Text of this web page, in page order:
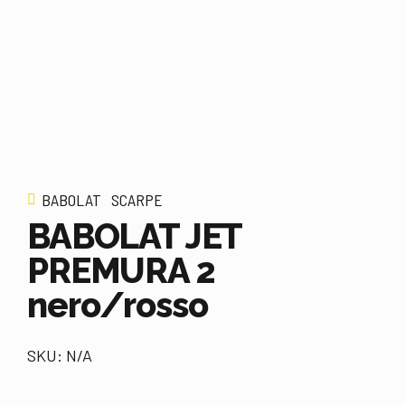
BABOLAT SCARPE
BABOLAT JET
PREMURA 2
nero/rosso
SKU: N/A